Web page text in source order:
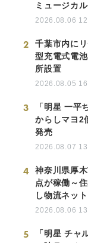
ミュージカ
2026.08.06
2
千葉市内に
型充電式電
所設置
2026.08.05
3
「明星 一平
からしマヨ2
発売
2026.08.07
4
神奈川県厚
点が稼働～
し物流ネッ
2026.08.06
5
「明星 チャ